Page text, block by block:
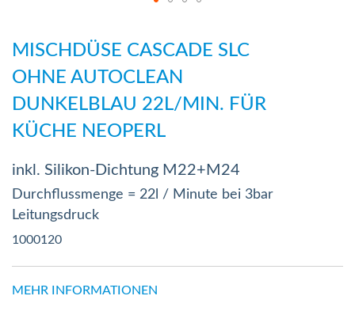
MISCHDÜSE CASCADE SLC
OHNE AUTOCLEAN
DUNKELBLAU 22L/MIN. FÜR
KÜCHE NEOPERL
inkl. Silikon-Dichtung M22+M24
Durchflussmenge = 22l / Minute bei 3bar
Leitungsdruck
1000120
MEHR INFORMATIONEN
Anfang
Bildergalerie
springen